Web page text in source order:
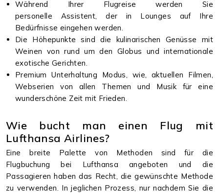
Während Ihrer Flugreise werden Sie
personelle Assistent, der in Lounges auf Ihre
Bedürfnisse eingehen werden.
Die Höhepunkte sind die kulinarischen Genüsse mit
Weinen von rund um den Globus und internationale
exotische Gerichten.
Premium Unterhaltung Modus, wie, aktuellen Filmen,
Webserien von allen Themen und Musik für eine
wunderschöne Zeit mit Frieden.
Wie bucht man einen Flug mit
Lufthansa Airlines?
Eine breite Palette von Methoden sind für die
Flugbuchung bei Lufthansa angeboten und die
Passagieren haben das Recht, die gewünschte Methode
zu verwenden. In jeglichen Prozess, nur nachdem Sie die